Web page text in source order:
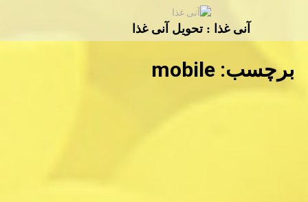
آنی غذا : تحویل آنی غذا
برچسب: mobile